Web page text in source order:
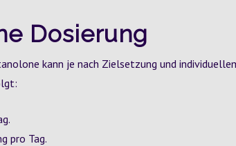
Dosierung
kann je nach Zielsetzung und
pro Tag.